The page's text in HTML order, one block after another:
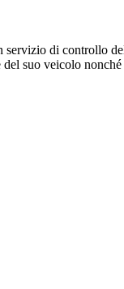
servizio di controllo
suo veicolo